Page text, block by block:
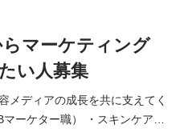
マーケティング
い人募集
） ・スキンケア、